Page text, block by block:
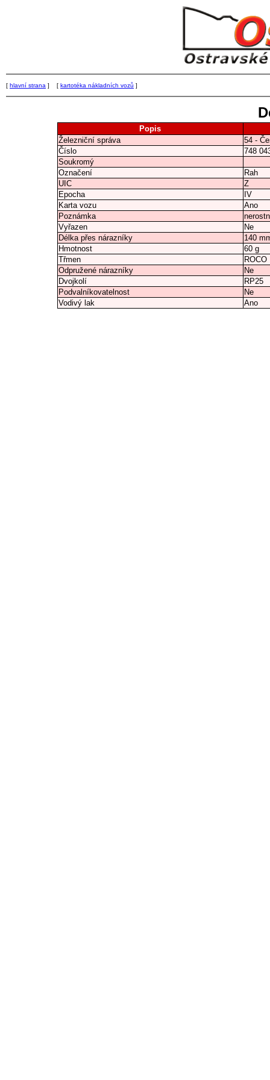
[ hlavní strana ] [ kartotéka nákladních vozů ]
Popis
Železniční správa
54 -
Číslo
748
Soukromý
Označení
Rah
UIC
Z
Epocha
IV
Karta vozu
Ano
Poznámka
Vyřazen
Ne
Délka přes nárazníky
140
Hmotnost
60 g
Třmen
ROCO
Odpružené nárazníky
Ne
Dvojkolí
RP25
Podvalníkovatelnost
Ne
Vodivý lak
Ano